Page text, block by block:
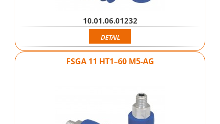
10.01.06.01232
DETAIL
FSGA 11 HT1–60 M5-AG